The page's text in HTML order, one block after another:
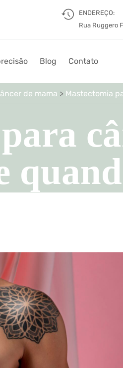
ENDEREÇO:
Rua Ruggero
Blog Contato
de mama > Mastectomia